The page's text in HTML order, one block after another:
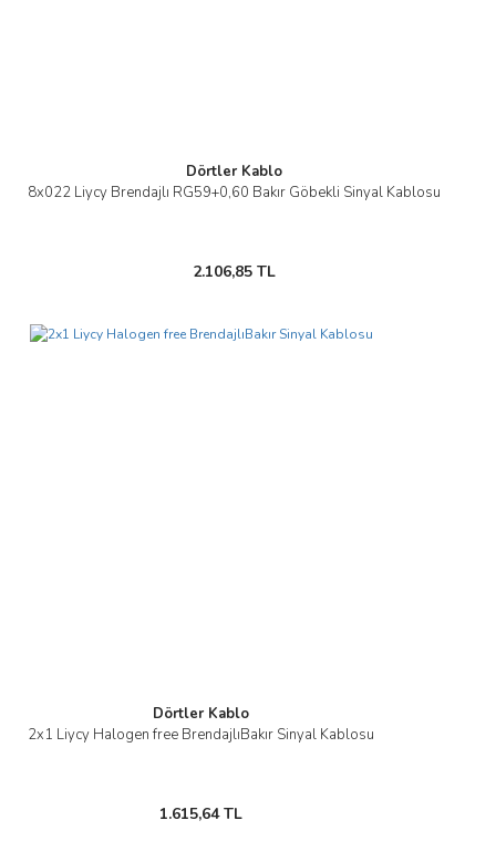
Dörtler Kablo
8x022 Liycy Brendajlı RG59+0,60 Bakır Göbekli Sinyal Kablosu
2.106,85 TL
Dörtler Kablo
2x1 Liycy Halogen free BrendajlıBakır Sinyal Kablosu
1.615,64 TL